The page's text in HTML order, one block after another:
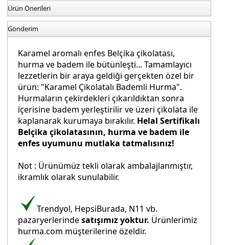
Ürün Önerileri
Gönderim
Karamel aromalı enfes Belçika çikolatası,
hurma ve badem ile bütünleşti... Tamamlayıcı
lezzetlerin bir araya geldiği gerçekten özel bir
ürün: "Karamel Çikolatalı Bademli Hurma".
Hurmaların çekirdekleri çıkarıldıktan sonra
içerisine badem yerleştirilir ve üzeri çikolata ile
kaplanarak kurumaya bırakılır. Helal Sertifikalı
Belçika çikolatasının, hurma ve badem ile
enfes uyumunu mutlaka tatmalısınız!
Not : Ürünümüztekli olarak ambalajlanmıştır,
ikramlık olarak sunulabilir.
Trendyol, HepsiBurada, N11 vb.
pazaryerlerindesatışımız yoktur. Ürünlerimiz
hurma.com müşterilerine özeldir.